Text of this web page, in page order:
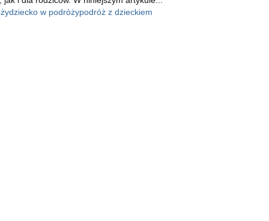
dziecko w podróżypodróż z dzieckiem